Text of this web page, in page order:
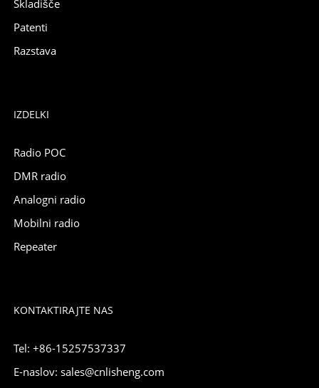
Skladišče
Patenti
Razstava
IZDELKI
Radio POC
DMR radio
Analogni radio
Mobilni radio
Repeater
KONTAKTIRAJTE NAS
Tel: +86-15257537337
E-naslov: sales@cnlisheng.com